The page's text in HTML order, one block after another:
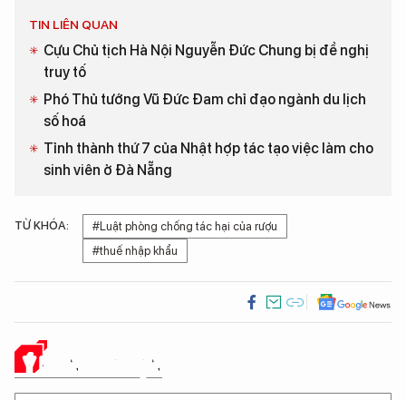
TIN LIÊN QUAN
Cựu Chủ tịch Hà Nội Nguyễn Đức Chung bị đề nghị
truy tố
Phó Thủ tướng Vũ Đức Đam chỉ đạo ngành du lịch
số hoá
Tỉnh thành thứ 7 của Nhật hợp tác tạo việc làm cho
sinh viên ở Đà Nẵng
TỪ KHÓA:
#Luật phòng chống tác hại của rượu
#thuế nhập khẩu
Ý KIẾN CỦA BẠN